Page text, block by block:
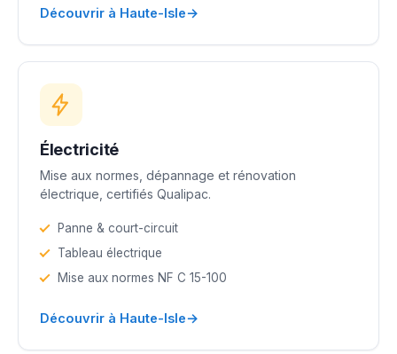
Découvrir à Haute-Isle→
Électricité
Mise aux normes, dépannage et rénovation
électrique, certifiés Qualipac.
Panne & court-circuit
Tableau électrique
Mise aux normes NF C 15-100
Découvrir à Haute-Isle→